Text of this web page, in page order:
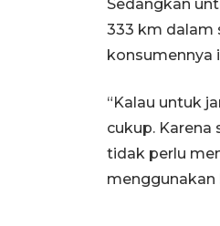
Sedangkan
333 km dalam
konsumennya
“Kalau untuk
cukup. Karena
tidak perlu
menggunakan